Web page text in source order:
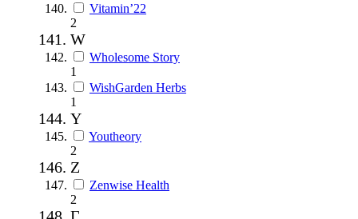
Vitamin’22
2
W
Wholesome Story
1
WishGarden Herbs
1
Y
Youtheory
2
Z
Zenwise Health
2